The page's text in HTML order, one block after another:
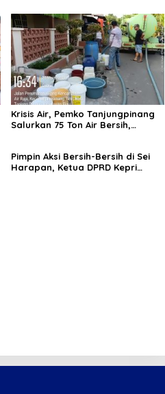
Krisis Air, Pemko Tanjungpinang
Salurkan 75 Ton Air Bersih,
Pimpin Aksi Bersih-Bersih di Sei
Harapan, Ketua DPRD Kepri